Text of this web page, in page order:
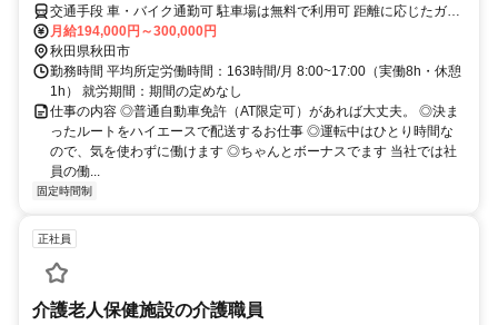
交通手段 車・バイク通勤可 駐車場は無料で利用可 距離に応じたガソ
リン代を支給 泉外旭川駅
月給194,000円～300,000円
秋田県秋田市
勤務時間 平均所定労働時間：163時間/月 8:00~17:00（実働8h・休憩
1h） 就労期間：期間の定めなし
仕事の内容 ◎普通自動車免許（AT限定可）があれば大丈夫。 ◎決ま
ったルートをハイエースで配送するお仕事 ◎運転中はひとり時間な
ので、気を使わずに働けます ◎ちゃんとボーナスでます 当社では社
員の働...
固定時間制
正社員
介護老人保健施設の介護職員